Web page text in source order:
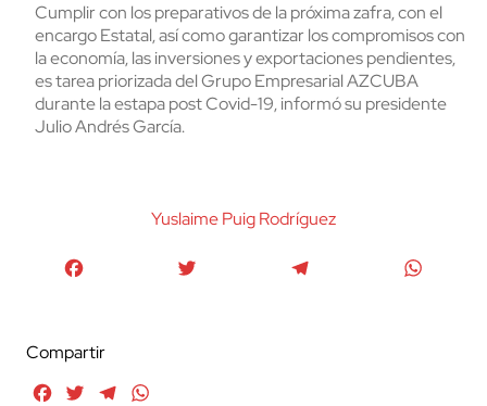
Cumplir con los preparativos de la próxima zafra, con el
encargo Estatal, así como garantizar los compromisos con
la economía, las inversiones y exportaciones pendientes,
es tarea priorizada del Grupo Empresarial AZCUBA
durante la estapa post Covid-19, informó su presidente
Julio Andrés García.
Yuslaime Puig Rodrí­guez
Compartir
FacebookTwitterTelegram